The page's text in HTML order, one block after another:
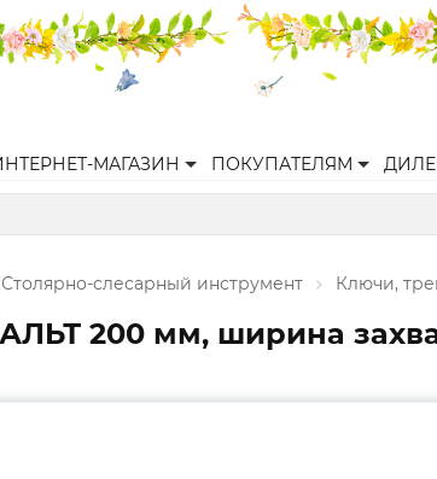
МАГАЗИН ПОКУПАТЕЛЯМ
Столярно-слесарный инструмент Ключи,
200 мм, ширина